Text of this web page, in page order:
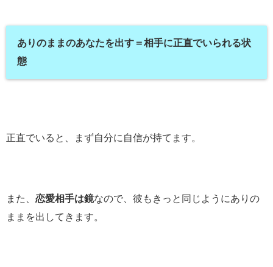
ありのままのあなたを出す＝相手に正直でいられる状
態
正直でいると、まず自分に自信が持てます。
また、 恋愛相手は鏡なので、彼もきっと同じようにありの
ままを出してきます。